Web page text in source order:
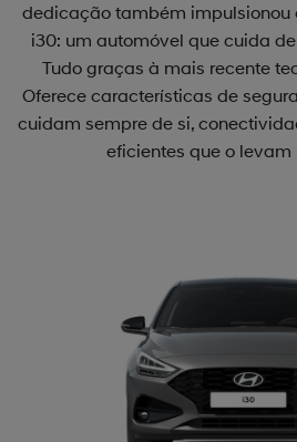
dedicação também impulsionou
i30: um automóvel que cuida
Tudo graças à mais recente
Oferece características de
cuidam sempre de si,
eficientes que o levam